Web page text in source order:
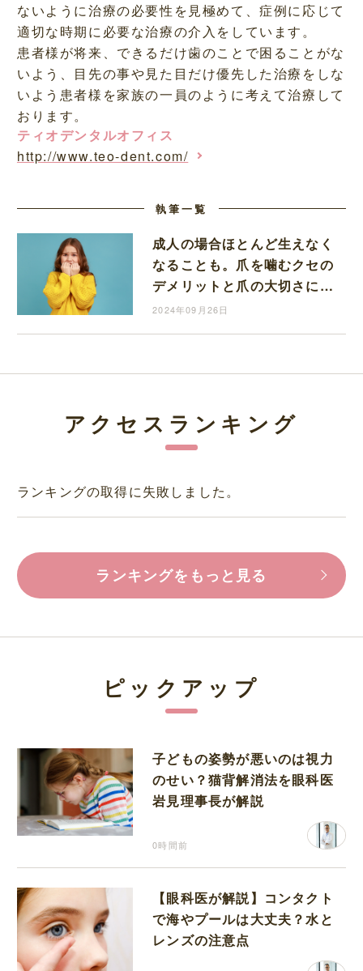
ないように治療の必要性を見極めて、症例に応じて
適切な時期に必要な治療の介入をしています。
患者様が将来、できるだけ歯のことで困ることがな
いよう、目先の事や見た目だけ優先した治療をしな
いよう患者様を家族の一員のように考えて治療して
おります。
ティオデンタルオフィス
http://www.teo-dent.com/
執筆一覧
成人の場合ほとんど生えなく
なることも。爪を噛むクセの
デメリットと爪の大切さにつ
いて歯科医師の視点でお答え
2024年09月26日
アクセスランキング
ランキングの取得に失敗しました。
ランキングをもっと見る
ピックアップ
子どもの姿勢が悪いのは視力
のせい？猫背解消法を眼科医
岩見理事長が解説
0時間前
【眼科医が解説】コンタクト
で海やプールは大丈夫？水と
レンズの注意点